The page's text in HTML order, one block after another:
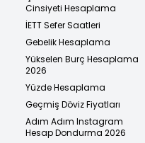
Cinsiyeti Hesaplama
İETT Sefer Saatleri
Gebelik Hesaplama
Yükselen Burç Hesaplama
2026
Yüzde Hesaplama
Geçmiş Döviz Fiyatları
Adım Adım Instagram
Hesap Dondurma 2026